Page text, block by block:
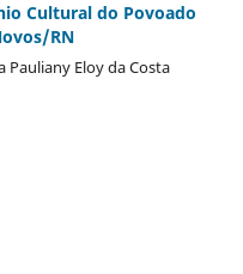
Cultural do Povoado
RN
Pauliany Eloy da Costa